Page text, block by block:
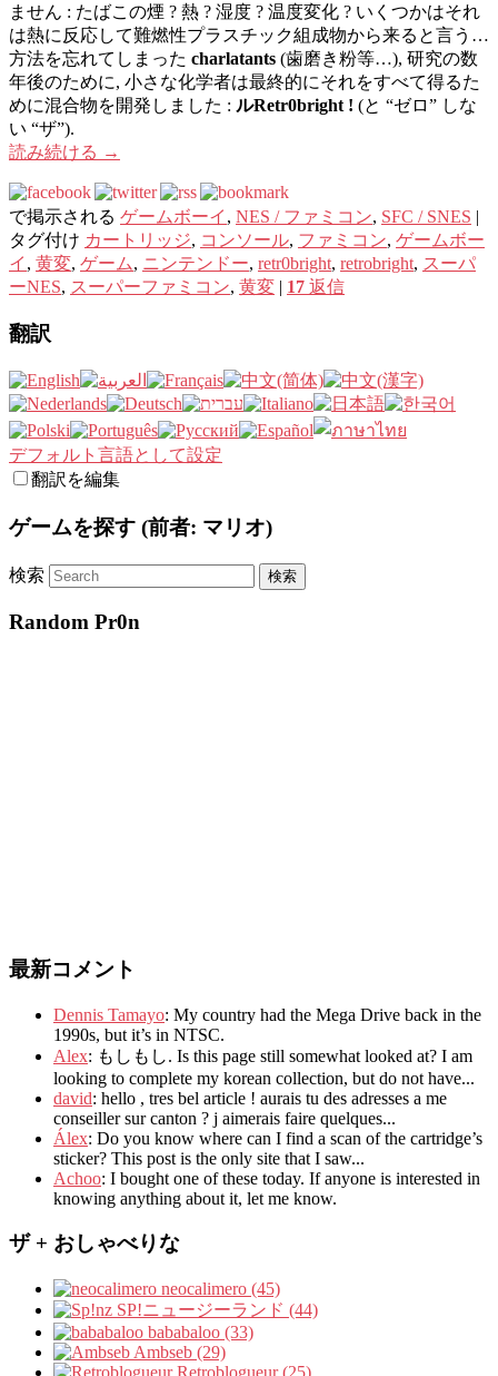
ません : たばこの煙 ? 熱 ? 湿度 ? 温度変化 ? いくつかはそれ
は熱に反応して難燃性プラスチック組成物から来ると言う…
方法を忘れてしまった charlatants (歯磨き粉等…), 研究の数
年後のために, 小さな化学者は最終的にそれをすべて得るた
めに混合物を開発しました : ルRetr0bright ! (と “ゼロ” しな
い “ザ”).
読み続ける →
で掲示される ゲームボーイ , NES / ファミコン, SFC / SNES |
タグ付け カートリッジ, コンソール, ファミコン, ゲームボー
イ , 黄変, ゲーム, ニンテンドー, retr0bright, retrobright, スーパ
ーNES, スーパーファミコン, 黄変 | 17 返信
翻訳
デフォルト言語として設定
翻訳を編集
ゲームを探す (前者: マリオ)
検索
Random Pr0n
最新コメント
Dennis Tamayo: My country had the Mega Drive back in the
1990s, but it’s in NTSC.
Alex: もしもし. Is this page still somewhat looked at? I am
looking to complete my korean collection, but do not have...
david: hello , tres bel article ! aurais tu des adresses a me
conseiller sur canton ? j aimerais faire quelques...
Álex: Do you know where can I find a scan of the cartridge’s
sticker? This post is the only site that I saw...
Achoo: I bought one of these today. If anyone is interested in
knowing anything about it, let me know.
ザ + おしゃべりな
neocalimero (45)
SP!ニュージーランド (44)
bababaloo (33)
Ambseb (29)
Retroblogueur (25)